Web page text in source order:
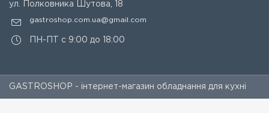
ул. Полковника Шутова, 18
gastroshop.com.ua@gmail.com
ПН-ПТ с 9:00 до 18:00
GASTROSHOP - інтернет-магазин обладнання для кухні